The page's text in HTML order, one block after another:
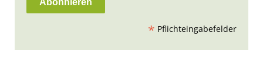
* Pflichteingabefelder